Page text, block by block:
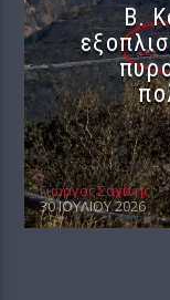
Β.
Γιώργος Σαχίνης
30 ΙΟΥΛΊΟΥ 2026